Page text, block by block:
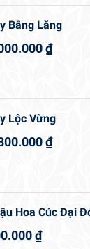
Bằng Lăng
₫
Lộc Vừng
₫
Hoa Cúc Đại
₫